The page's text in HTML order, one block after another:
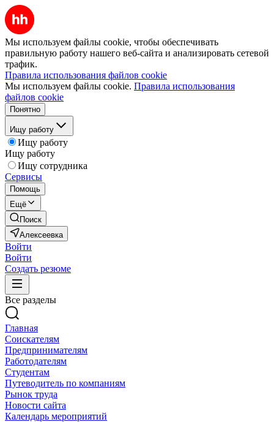
Мы используем файлы cookie, чтобы обеспечивать
правильную работу нашего веб-сайта и анализировать сетевой
трафик.
Правила использования файлов cookie
Мы используем файлы cookie. Правила использования
файлов cookie
Понятно
Ищу работу
Ищу работу
Ищу работу
Ищу сотрудника
Сервисы
Помощь
Ещё
Поиск
Алексеевка
Войти
Войти
Создать резюме
Все разделы
Главная
Соискателям
Предпринимателям
Работодателям
Студентам
Путеводитель по компаниям
Рынок труда
Новости сайта
Календарь мероприятий